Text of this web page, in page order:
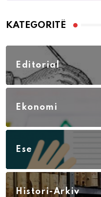
KATEGORITË
Editorial
Ekonomi
Ese
Histori-Arkiv